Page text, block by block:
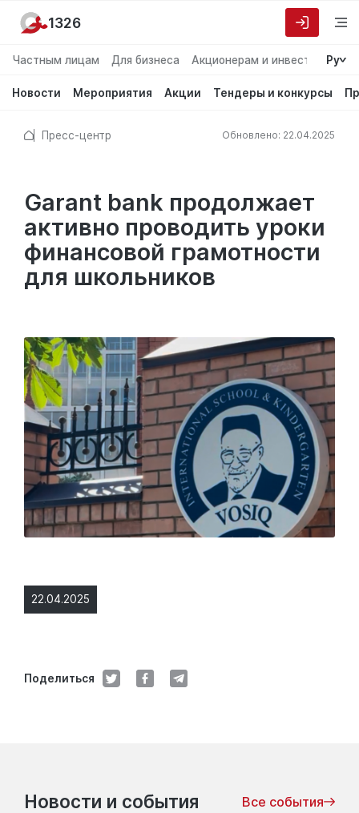
Частным лицам Для бизнеса Акционерам и инвесторам
Ру
Новости Мероприятия Акции Тендеры и конкурсы
1326
Пресс-центр Обновлено: 22.04.2025
Garant bank продолжает
активно проводить уроки
финансовой грамотности
для школьников
22.04.2025
Поделиться
Новости и события Все события